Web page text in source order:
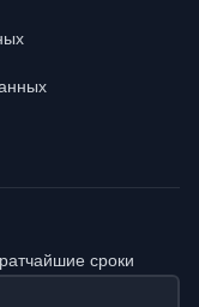
сроки